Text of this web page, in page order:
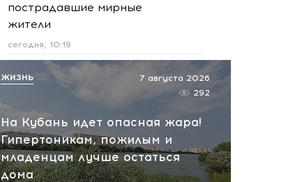
пострадавшие мирные
жители
сегодня, 10:19
Срочно! В Геленджике и
работает ПВО:
рекомендуется уйти с
пляжей
сегодня, 10:13
На Кубань идет опасная жара!
Гипертоникам, пожилым и
младенцам лучше остаться
дома
7 августа 2026
292
ЖИЗНЬ